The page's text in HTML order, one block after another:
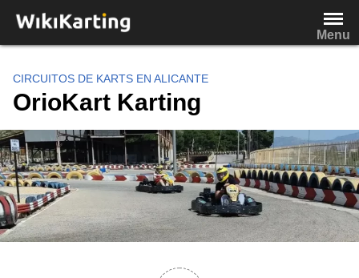
contenido
Menu
CIRCUITOS DE KARTS EN ALICANTE
OrioKart Karting